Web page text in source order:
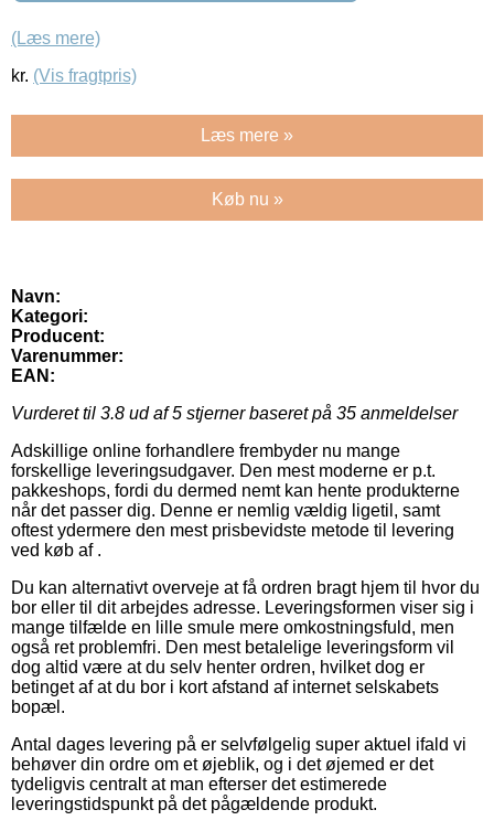
(Læs mere)
kr. (Vis fragtpris)
Læs mere »
Køb nu »
Navn:
Kategori:
Producent:
Varenummer:
EAN:
Vurderet til 3.8 ud af 5 stjerner baseret på 35 anmeldelser
Adskillige online forhandlere frembyder nu mange
forskellige leveringsudgaver. Den mest moderne er p.t.
pakkeshops, fordi du dermed nemt kan hente produkterne
når det passer dig. Denne er nemlig vældig ligetil, samt
oftest ydermere den mest prisbevidste metode til levering
ved køb af .
Du kan alternativt overveje at få ordren bragt hjem til hvor du
bor eller til dit arbejdes adresse. Leveringsformen viser sig i
mange tilfælde en lille smule mere omkostningsfuld, men
også ret problemfri. Den mest betalelige leveringsform vil
dog altid være at du selv henter ordren, hvilket dog er
betinget af at du bor i kort afstand af internet selskabets
bopæl.
Antal dages levering på er selvfølgelig super aktuel ifald vi
behøver din ordre om et øjeblik, og i det øjemed er det
tydeligvis centralt at man efterser det estimerede
leveringstidspunkt på det pågældende produkt.